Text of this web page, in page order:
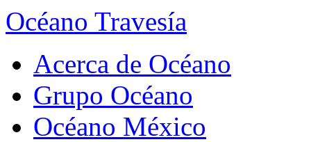
Océano Travesía
Acerca de Océano
Grupo Océano
Océano México